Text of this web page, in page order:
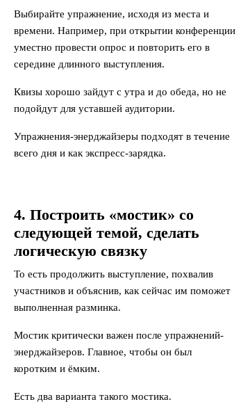
Выбирайте упражнение, исходя из места и
времени. Например, при открытии конференции
уместно провести опрос и повторить его в
середине длинного выступления.
Квизы хорошо зайдут с утра и до обеда, но не
подойдут для уставшей аудитории.
Упражнения-энерджайзеры подходят в течение
всего дня и как экспресс-зарядка.
4. Построить «мостик» со
следующей темой, сделать
логическую связку
То есть продолжить выступление, похвалив
участников и объяснив, как сейчас им поможет
выполненная разминка.
Мостик критически важен после упражнений-
энерджайзеров. Главное, чтобы он был
коротким и ёмким.
Есть два варианта такого мостика.